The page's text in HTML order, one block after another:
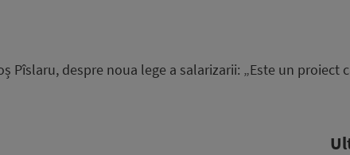
Pîslaru, despre noua lege a salarizarii: „Este un proiect